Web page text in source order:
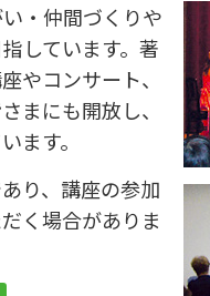
・仲間づくりや
しています。著
やコンサート、
まにも開放し、
ます。
り、講座の参加
く場合がありま